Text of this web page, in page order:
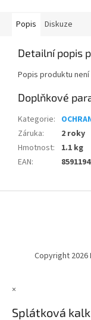
Popis Diskuze
Detailní popis
Popis produktu
Doplňkové
Kategorie:
Záruka:
2 roky
Hmotnost:
1.1 kg
EAN:
Copyright 2026
×
Splátková